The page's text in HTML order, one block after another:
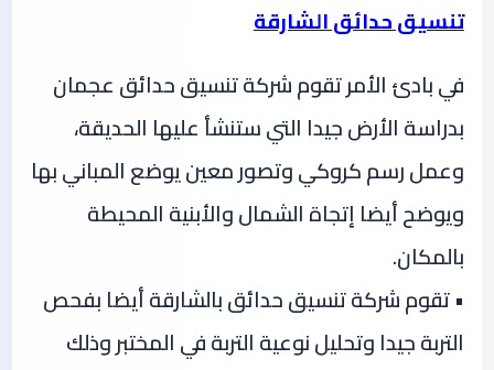
تنسيق حدائق الشارقة
في بادئ الأمر تقوم شركة تنسيق حدائق عجمان
بدراسة الأرض جيدا التي ستنشأ عليها الحديقة،
وعمل رسم كروكي وتصور معين يوضع المباني بها
ويوضح أيضا إتجاة الشمال والأبنية المحيطة
بالمكان.
• تقوم شركة تنسيق حدائق بالشارقة أيضا بفحص
التربة جيدا وتحليل نوعية التربة في المختبر وذلك